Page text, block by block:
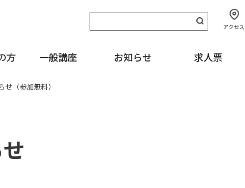
アクセス
方 一般講座 お知らせ 求人票
（参加無料）